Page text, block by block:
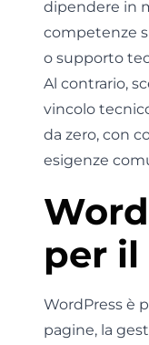
dipendere in
competenze
o supporto
Al contrario,
vincolo
da zero, con
esigenze
per
WordPress è
pagine, la